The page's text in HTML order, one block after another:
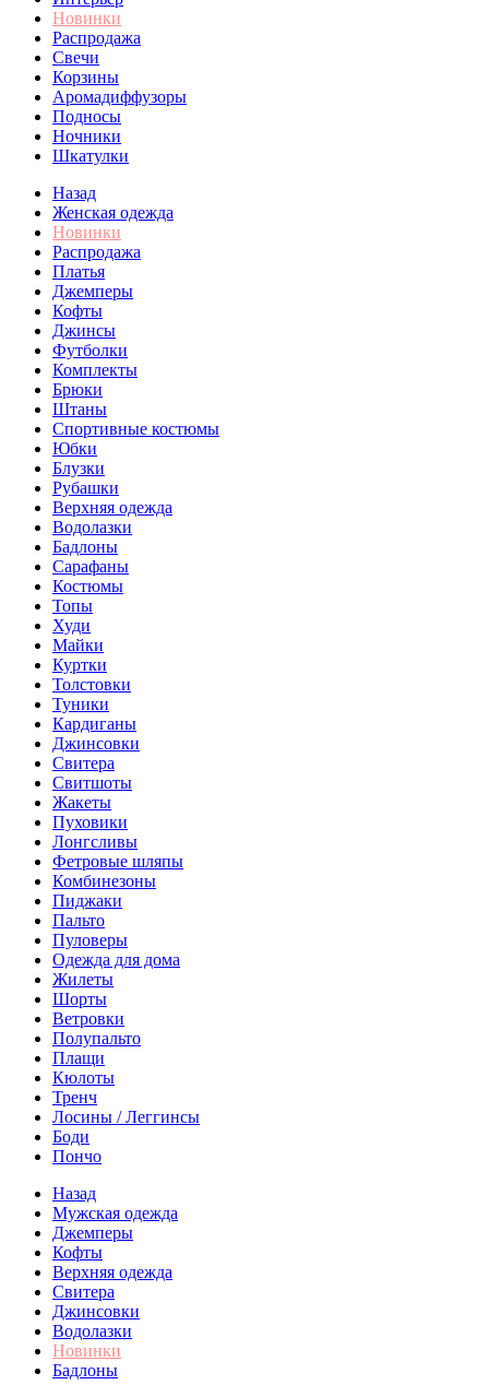
Новинки
Распродажа
Свечи
Корзины
Аромадиффузоры
Подносы
Ночники
Шкатулки
Назад
Женская одежда
Новинки
Распродажа
Платья
Джемперы
Кофты
Джинсы
Футболки
Комплекты
Брюки
Штаны
Спортивные костюмы
Юбки
Блузки
Рубашки
Верхняя одежда
Водолазки
Бадлоны
Сарафаны
Костюмы
Топы
Худи
Майки
Куртки
Толстовки
Туники
Кардиганы
Джинсовки
Свитера
Свитшоты
Жакеты
Пуховики
Лонгсливы
Фетровые шляпы
Комбинезоны
Пиджаки
Пальто
Пуловеры
Одежда для дома
Жилеты
Шорты
Ветровки
Полупальто
Плащи
Кюлоты
Тренч
Лосины / Леггинсы
Боди
Пончо
Назад
Мужская одежда
Джемперы
Кофты
Верхняя одежда
Свитера
Джинсовки
Водолазки
Новинки
Бадлоны